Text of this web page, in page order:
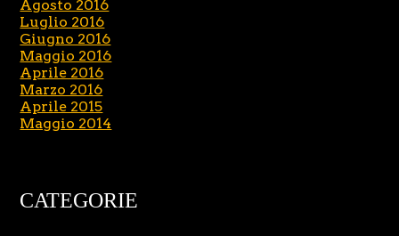
Agosto 2016
Luglio 2016
Giugno 2016
Maggio 2016
Aprile 2016
Marzo 2016
Aprile 2015
Maggio 2014
CATEGORIE